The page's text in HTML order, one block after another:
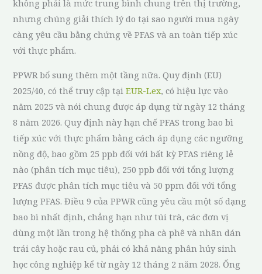
không phải là mức trung bình chung trên thị trường,
nhưng chúng giải thích lý do tại sao người mua ngày
càng yêu cầu bằng chứng về PFAS và an toàn tiếp xúc
với thực phẩm.
PPWR bổ sung thêm một tầng nữa. Quy định (EU)
2025/40, có thể truy cập tạiEUR-Lex, có hiệu lực vào
năm 2025 và nói chung được áp dụng từ ngày 12 tháng
8 năm 2026. Quy định này hạn chế PFAS trong bao bì
tiếp xúc với thực phẩm bằng cách áp dụng các ngưỡng
nồng độ, bao gồm 25 ppb đối với bất kỳ PFAS riêng lẻ
nào (phân tích mục tiêu), 250 ppb đối với tổng lượng
PFAS được phân tích mục tiêu và 50 ppm đối với tổng
lượng PFAS. Điều 9 của PPWR cũng yêu cầu một số dạng
bao bì nhất định, chẳng hạn như túi trà, các đơn vị
dùng một lần trong hệ thống pha cà phê và nhãn dán
trái cây hoặc rau củ, phải có khả năng phân hủy sinh
học công nghiệp kể từ ngày 12 tháng 2 năm 2028. Ống